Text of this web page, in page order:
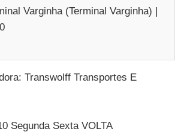
Varginha (Terminal Varginha) |
Transwolff Transportes E
Segunda Sexta VOLTA